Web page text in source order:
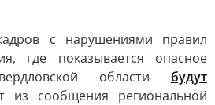
с нарушениями правил
где показывается опасное
области будут
из сообщения региональной